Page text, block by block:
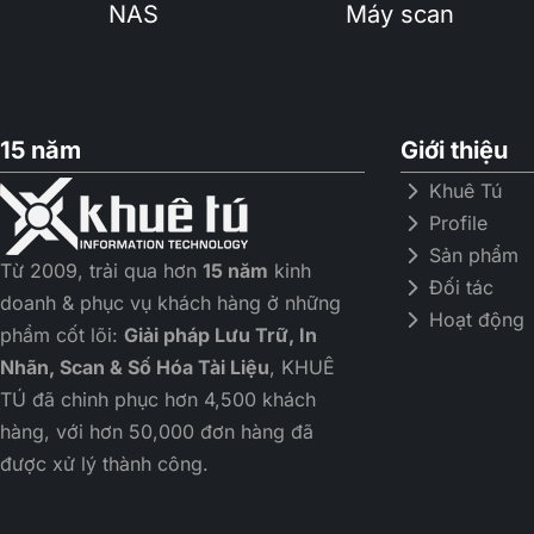
Dễ dàng mở rộng
khi cần
NAS Máy scan
15 năm
Từ 2009, trải qua hơn 15 năm kinh
doanh & phục vụ khách hàng ở những
phẩm cốt lõi: Giải pháp Lưu Trữ, In
Nhãn, Scan & Số Hóa Tài Liệu, KHUÊ
TÚ đã chinh phục hơn 4,500 khách
hàng, với hơn 50,000 đơn hàng đã
được xử lý thành công.
Giới thiệu
Khuê Tú
Profile
Sản phẩm
Đối tác
Hoạt động